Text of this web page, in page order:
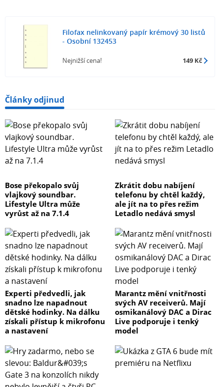
Filofax nelinkovaný papír krémový 30 listů
- Osobní 132453
Nejnižší cena! 149 Kč
Články odjinud
Bose překopalo svůj
vlajkový soundbar.
Lifestyle Ultra může
vyrůst až na 7.1.4
Zkrátit dobu nabíjení
telefonu by chtěl každý,
ale jít na to přes režim
Letadlo nedává smysl
Experti předvedli, jak
snadno lze napadnout
dětské hodinky. Na dálku
získali přístup k mikrofonu
a nastavení
Marantz mění vnitřnosti
svých AV receiverů. Mají
osmikanálový DAC a Dirac
Live podporuje i tenký
model